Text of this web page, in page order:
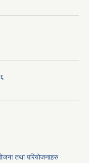
तथा परियोजनाहरु